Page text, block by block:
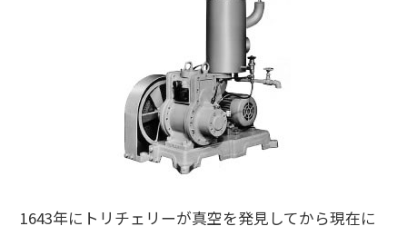
1643年にトリチェリーが真空を発見してから現在に